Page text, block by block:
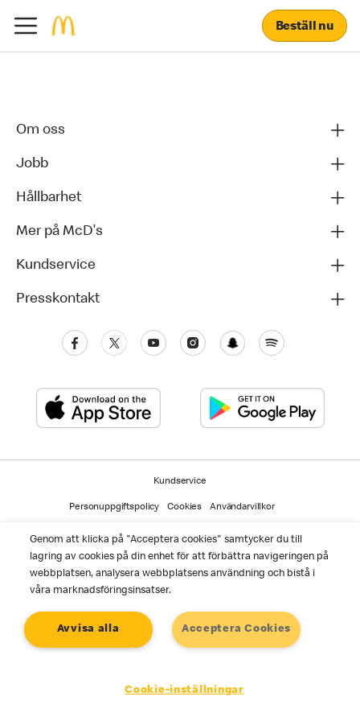
Beställ nu
Om oss
Jobb
Hållbarhet
Mer på McD's
Kundservice
Presskontakt
Kundservice
Personuppgiftspolicy Cookies Användarvillkor
©2025 McDonald's. Alla rättigheter reserverade
Genom att klicka på "Acceptera cookies" samtycker du till
lagring av cookies på din enhet för att förbättra navigeringen på
webbplatsen, analysera webbplatsens användning och bistå i
våra marknadsföringsinsatser.
Acceptera Cookies
Avvisa alla
Cookie-inställningar